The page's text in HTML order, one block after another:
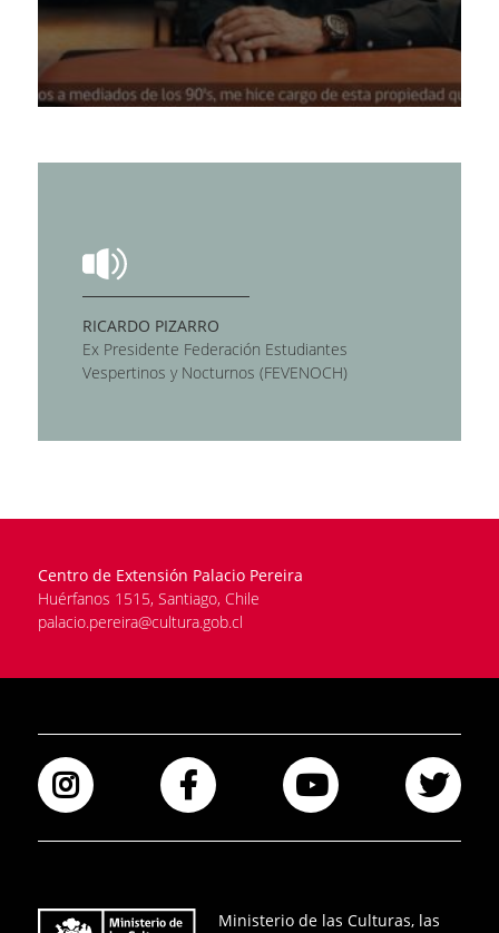
RICARDO PIZARRO
Ex Presidente Federación Estudiantes
Vespertinos y Nocturnos (FEVENOCH)
Centro de Extensión Palacio Pereira
Huérfanos 1515, Santiago, Chile
palacio.pereira@cultura.gob.cl
Instagram Facebook Youtube
Ministerio de las Culturas, las